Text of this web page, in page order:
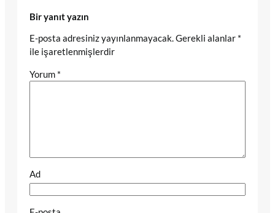
Bir yanıt yazın
E-posta adresiniz yayınlanmayacak.Gerekli alanlar *
ile işaretlenmişlerdir
Yorum *
Ad